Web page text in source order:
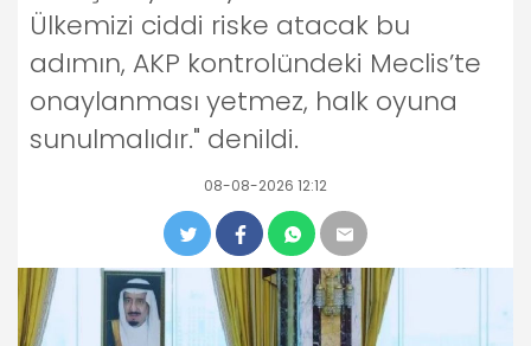
Ülkemizi ciddi riske atacak bu
adımın, AKP kontrolündeki Meclis’te
onaylanması yetmez, halk oyuna
sunulmalıdır." denildi.
08-08-2026 12:12